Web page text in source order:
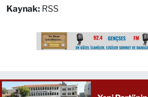
Kaynak: RSS